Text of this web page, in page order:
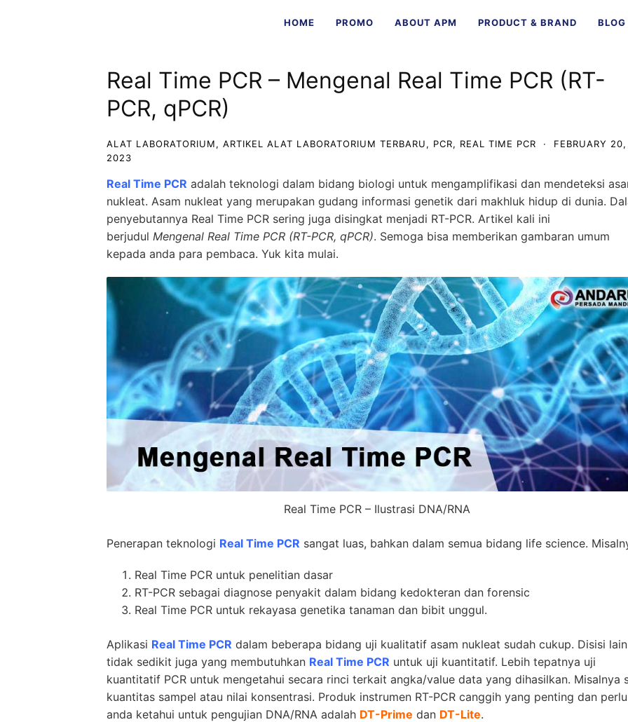
HOME PROMO ABOUT APM PRODUCT & BRAND BLOG
Real Time PCR – Mengenal Real Time PCR (RT-
PCR, qPCR)
ALAT LABORATORIUM, ARTIKEL ALAT LABORATORIUM TERBARU, PCR, REAL TIME PCR ·
FEBRUARY 20,
2023
Real Time PCR adalah teknologi dalam bidang biologi untuk mengamplifikasi dan mendeteksi
nukleat. Asam nukleat yang merupakan gudang informasi genetik dari makhluk hidup di dunia.
penyebutannya Real Time PCR sering juga disingkat menjadi RT-PCR. Artikel kali ini
berjudul Mengenal Real Time PCR (RT-PCR, qPCR). Semoga bisa memberikan gambaran umum
kepada anda para pembaca. Yuk kita mulai.
Real Time PCR – Ilustrasi DNA/RNA
Penerapan teknologi Real Time PCR sangat luas, bahkan dalam semua bidang life science.
Real Time PCR untuk penelitian dasar
RT-PCR sebagai diagnose penyakit dalam bidang kedokteran dan forensic
Real Time PCR untuk rekayasa genetika tanaman dan bibit unggul.
Aplikasi Real Time PCR dalam beberapa bidang uji kualitatif asam nukleat sudah cukup. Disisi lain
tidak sedikit juga yang membutuhkan Real Time PCR untuk uji kuantitatif. Lebih tepatnya uji
kuantitatif PCR untuk mengetahui secara rinci terkait angka/value data yang dihasilkan. Misalnya
kuantitas sampel atau nilai konsentrasi. Produk instrumen RT-PCR canggih yang penting dan perlu
anda ketahui untuk pengujian DNA/RNA adalah DT-Prime dan DT-Lite.